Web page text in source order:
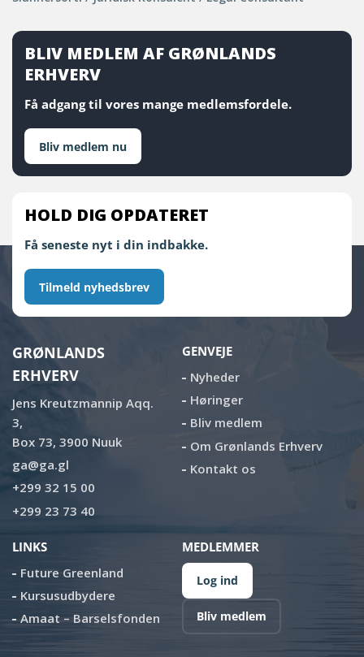
BLIV MEDLEM AF GRØNLANDS
ERHVERV
Få adgang til vores mange medlemsfordele.
Bliv medlem nu
HOLD DIG OPDATERET
Få seneste nyt i din indbakke.
Tilmeld nyhedsbrev
GRØNLANDS
ERHVERV
Jens Kreutzmannip Aqq.
3,
Box 73, 3900 Nuuk
ga@ga.gl
+299 32 15 00
+299 23 73 40
GENVEJE
Nyheder
Høringer
Bliv medlem
Om Grønlands Erhverv
Kontakt os
LINKS
Future Greenland
Kursusudbydere
Amaat – Barselsfonden
MEDLEMMER
Log ind
Bliv medlem